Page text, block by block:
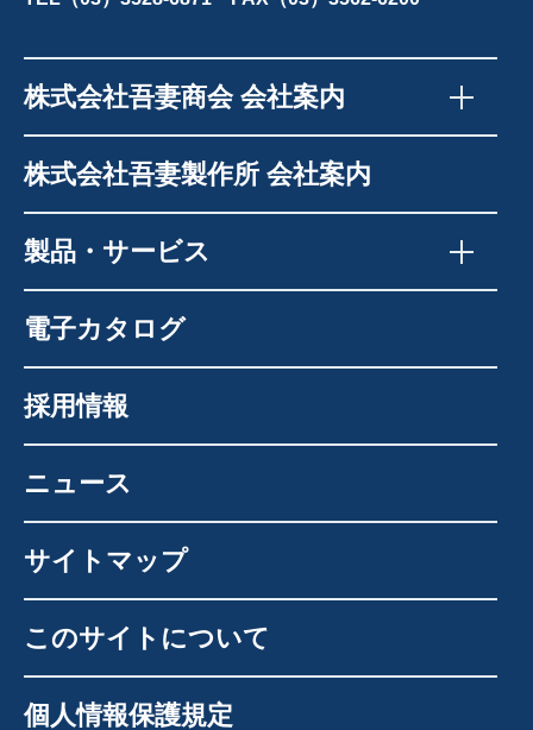
株式会社吾妻商会 会社案内
株式会社吾妻製作所 会社案内
製品・サービス
電子カタログ
採用情報
ニュース
サイトマップ
このサイトについて
個人情報保護規定